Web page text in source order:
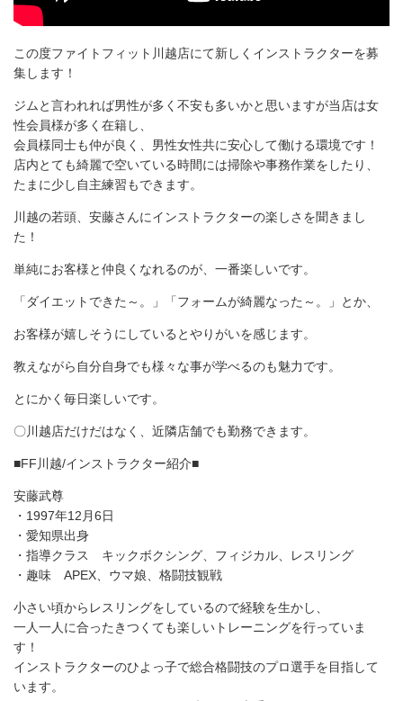
この度ファイトフィット川越店にて新しくインストラクターを募
集します！
ジムと言われれば男性が多く不安も多いかと思いますが当店は女
性会員様が多く在籍し、
会員様同士も仲が良く、男性女性共に安心して働ける環境です！
店内とても綺麗で空いている時間には掃除や事務作業をしたり、
たまに少し自主練習もできます。
川越の若頭、安藤さんにインストラクターの楽しさを聞きまし
た！
単純にお客様と仲良くなれるのが、一番楽しいです。
「ダイエットできた～。」「フォームが綺麗なった～。」とか、
お客様が嬉しそうにしているとやりがいを感じます。
教えながら自分自身でも様々な事が学べるのも魅力です。
とにかく毎日楽しいです。
〇川越店だけだはなく、近隣店舗でも勤務できます。
■FF川越/インストラクター紹介■
安藤武尊
・1997年12月6日
・愛知県出身
・指導クラス キックボクシング、フィジカル、レスリング
・趣味 APEX、ウマ娘、格闘技観戦
小さい頃からレスリングをしているので経験を生かし、
一人一人に合ったきつくても楽しいトレーニングを行っていま
す！
インストラクターのひよっ子で総合格闘技のプロ選手を目指して
います。